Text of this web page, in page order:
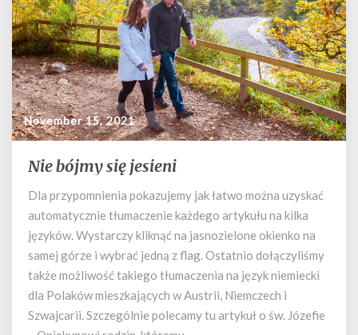
November 15, 2021
Nie
się
jesieni
Nie bójmy się jesieni
Dla przypomnienia pokazujemy jak łatwo można uzyskać
automatycznie tłumaczenie każdego artykułu na kilka
języków. Wystarczy kliknąć na jasnozielone okienko na
samej górze i wybrać jedną z flag. Ostatnio dołączyliśmy
także możliwość takiego tłumaczenia na język niemiecki
dla Polaków mieszkających w Austrii, Niemczech i
Szwajcarii. Szczególnie polecamy tu artykuł o św. Józefie